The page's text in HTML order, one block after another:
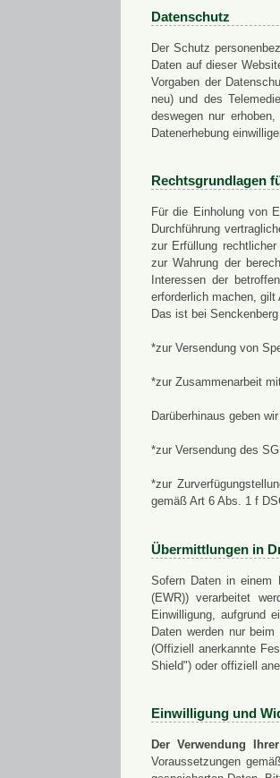
Datenschutz
Der Schutz
Daten auf dieser
Vorgaben der
neu) und des
deswegen nur
Datenerhebung
Rechtsgrundlagen
Für die Einholung von
Durchführung
zur Erfüllung
zur Wahrung der
Interessen der
erforderlich machen,
Das ist bei
*zur Versendung von
*zur Zusammenarbeit
Darüberhinaus geben
*zur Versendung des
*zur
gemäß Art 6 Abs. 1 f
Übermittlungen in
Sofern Daten in einem
(EWR)) verarbeitet
Einwilligung, aufgrund
Daten werden nur
(Offiziell anerkannte
Shield") oder offiziell
Einwilligung und
Der Verwendung
Voraussetzungen